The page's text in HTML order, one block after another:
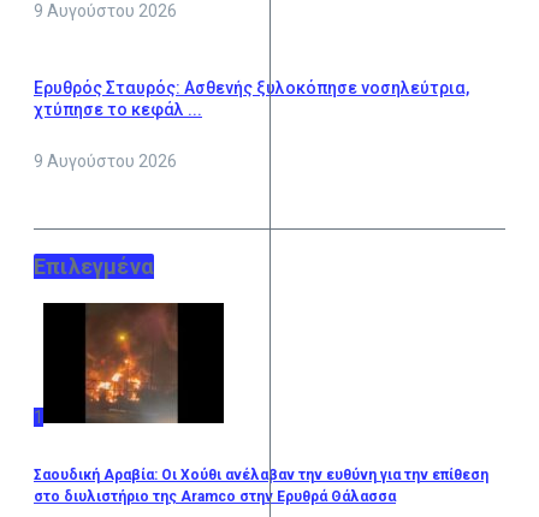
9 Αυγούστου 2026
Ερυθρός Σταυρός: Ασθενής ξυλοκόπησε νοσηλεύτρια,
χτύπησε το κεφάλ ...
9 Αυγούστου 2026
Επιλεγμένα
1
Σαουδική Αραβία: Οι Χούθι ανέλαβαν την ευθύνη για την επίθεση
στο διυλιστήριο της Aramco στην Ερυθρά Θάλασσα